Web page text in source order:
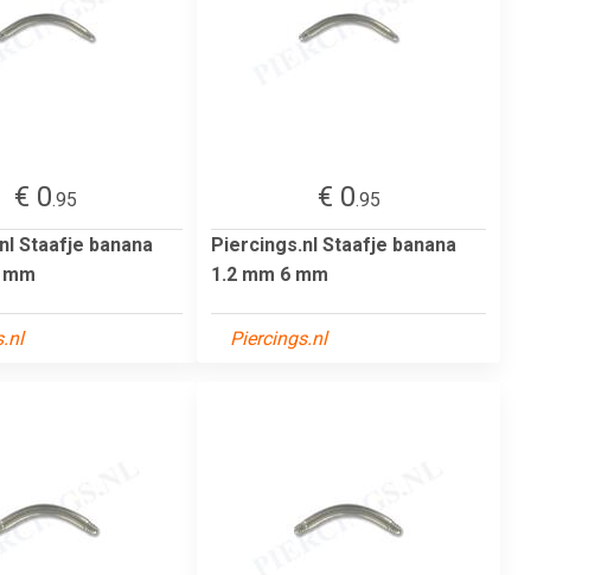
€ 0.95
Staafje banana
€ 0.95
Piercings.nl Staafje banana
1.2 mm 6 mm
Piercings.nl